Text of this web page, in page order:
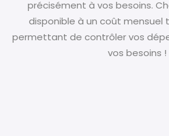
précisément à vos besoins.
disponible à un coût mensuel
permettant de contrôler vos
vos besoins !